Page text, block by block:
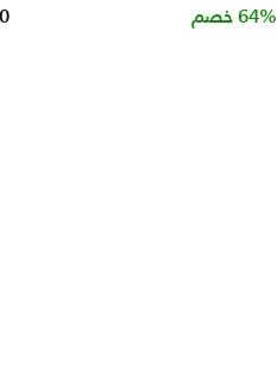
64% خصم
from